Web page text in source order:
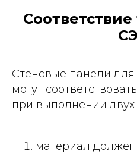
Стеновые панели для
могут
при выполнении двух
материал